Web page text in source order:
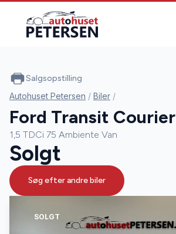
SOLGT
Salgsopstilling
Autohuset Petersen / Biler /
Ford Transit Courier
1,5 TDCi 75 Ambiente Van
Solgt
Søg efter andre biler